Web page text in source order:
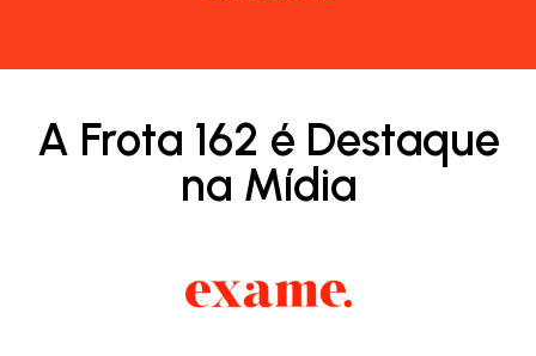
A Frota 162 é Destaque
na Mídia